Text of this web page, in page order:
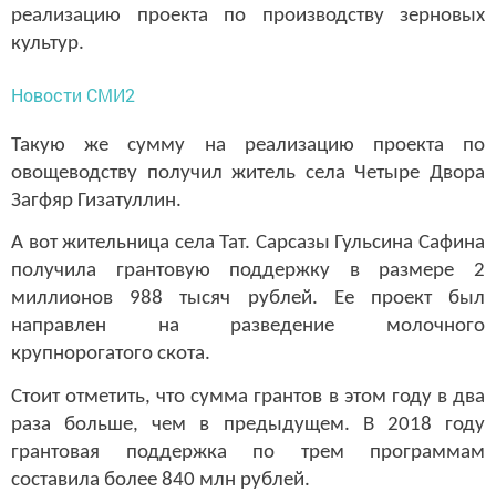
реализацию проекта по производству зерновых
культур.
Новости СМИ2
Такую же сумму на реализацию проекта по
овощеводству получил житель села Четыре Двора
Загфяр Гизатуллин.
А вот жительница села Тат. Сарсазы Гульсина Сафина
получила грантовую поддержку в размере 2
миллионов 988 тысяч рублей. Ее проект был
направлен на разведение молочного
крупнорогатого скота.
Стоит отметить, что сумма грантов в этом году в два
раза больше, чем в предыдущем. В 2018 году
грантовая поддержка по трем программам
составила более 840 млн рублей.